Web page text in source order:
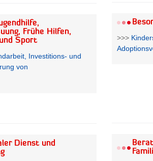
Frühe Hilfen,
Sport
Investitions- und
von
Dienst und
>>>